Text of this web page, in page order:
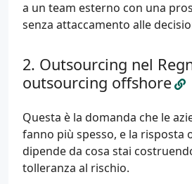
a un team esterno con una
senza attaccamento alle
Outsourcing nel
outsourcing offshore
Questa è la domanda che le
fanno più spesso, e la risposta
dipende da cosa stai
tolleranza al rischio.